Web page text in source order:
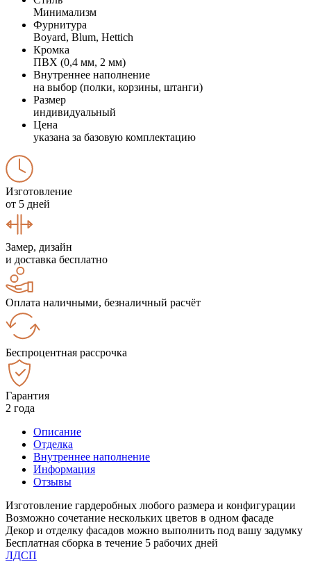
Минимализм
Фурнитура
Boyard, Blum, Hettich
Кромка
ПВХ (0,4 мм, 2 мм)
Внутреннее наполнение
на выбор (полки, корзины, штанги)
Размер
индивидуальный
Цена
указана за базовую комплектацию
Изготовление
от 5 дней
Замер, дизайн
и доставка бесплатно
Оплата наличными, безналичный расчёт
Беспроцентная рассрочка
Гарантия
2 года
Описание
Отделка
Внутреннее наполнение
Информация
Отзывы
Изготовление гардеробных любого размера и конфигурации
Возможно сочетание нескольких цветов в одном фасаде
Декор и отделку фасадов можно выполнить под вашу задумку
Бесплатная сборка в течение 5 рабочих дней
ЛДСП